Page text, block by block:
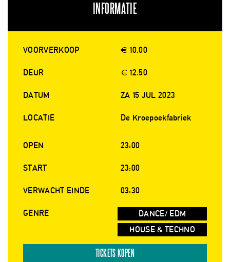
INFORMATIE
VOORVERKOOP € 10.00
DEUR € 12.50
DATUM ZA 15 JUL 2023
LOCATIE De Kroepoekfabriek
OPEN 23:00
START 23:00
VERWACHT EINDE 03:30
GENRE
DANCE/ EDM
HOUSE & TECHNO
TICKETS KOPEN